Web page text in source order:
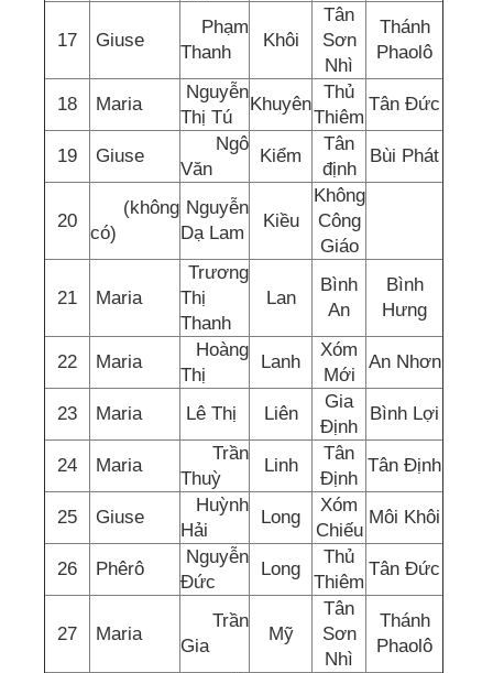
17 Giuse
Phạm
Thanh
Khôi
Tân
Sơn
Nhì
Thánh
Phaolô
18 Maria
Nguyễn
Thị Tú
Khuyên
Thủ
Thiêm
Tân Đức
19 Giuse
Ngô
Văn
Kiểm
Tân
định
Bùi Phát
20
(không
có)
Nguyễn
Dạ Lam
Kiều
Không
Công
Giáo
21 Maria
Trương
Thị
Thanh
Lan
Bình
An
Bình
Hưng
22 Maria
Hoàng
Thị
Lanh
Xóm
Mới
An Nhơn
23 Maria Lê Thị Liên
Gia
Định
Bình Lợi
24 Maria
Trần
Thuỳ
Linh
Tân
Định
Tân Định
25 Giuse
Huỳnh
Hải
Long
Xóm
Chiếu
Môi Khôi
26 Phêrô
Nguyễn
Đức
Long
Thủ
Thiêm
Tân Đức
27 Maria
Trần
Gia
Mỹ
Tân
Sơn
Nhì
Thánh
Phaolô